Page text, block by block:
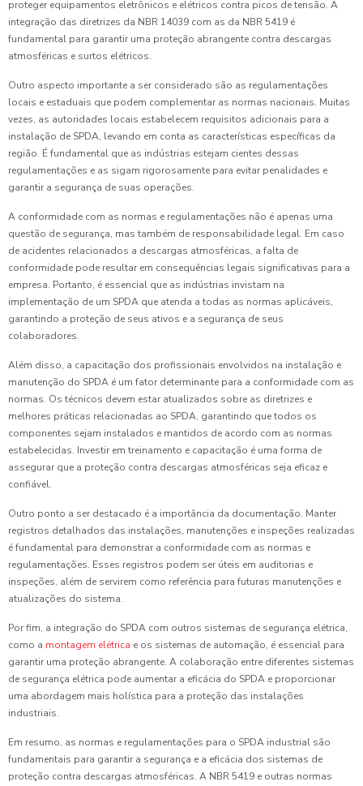
proteger equipamentos eletrônicos e elétricos contra picos de tensão. A
integração das diretrizes da NBR 14039 com as da NBR 5419 é
fundamental para garantir uma proteção abrangente contra descargas
atmosféricas e surtos elétricos.
Outro aspecto importante a ser considerado são as regulamentações
locais e estaduais que podem complementar as normas nacionais. Muitas
vezes, as autoridades locais estabelecem requisitos adicionais para a
instalação de SPDA, levando em conta as características específicas da
região. É fundamental que as indústrias estejam cientes dessas
regulamentações e as sigam rigorosamente para evitar penalidades e
garantir a segurança de suas operações.
A conformidade com as normas e regulamentações não é apenas uma
questão de segurança, mas também de responsabilidade legal. Em caso
de acidentes relacionados a descargas atmosféricas, a falta de
conformidade pode resultar em consequências legais significativas para a
empresa. Portanto, é essencial que as indústrias invistam na
implementação de um SPDA que atenda a todas as normas aplicáveis,
garantindo a proteção de seus ativos e a segurança de seus
colaboradores.
Além disso, a capacitação dos profissionais envolvidos na instalação e
manutenção do SPDA é um fator determinante para a conformidade com as
normas. Os técnicos devem estar atualizados sobre as diretrizes e
melhores práticas relacionadas ao SPDA, garantindo que todos os
componentes sejam instalados e mantidos de acordo com as normas
estabelecidas. Investir em treinamento e capacitação é uma forma de
assegurar que a proteção contra descargas atmosféricas seja eficaz e
confiável.
Outro ponto a ser destacado é a importância da documentação. Manter
registros detalhados das instalações, manutenções e inspeções realizadas
é fundamental para demonstrar a conformidade com as normas e
regulamentações. Esses registros podem ser úteis em auditorias e
inspeções, além de servirem como referência para futuras manutenções e
atualizações do sistema.
Por fim, a integração do SPDA com outros sistemas de segurança elétrica,
como a montagem elétrica e os sistemas de automação, é essencial para
garantir uma proteção abrangente. A colaboração entre diferentes sistemas
de segurança elétrica pode aumentar a eficácia do SPDA e proporcionar
uma abordagem mais holística para a proteção das instalações
industriais.
Em resumo, as normas e regulamentações para o SPDA industrial são
fundamentais para garantir a segurança e a eficácia dos sistemas de
proteção contra descargas atmosféricas. A NBR 5419 e outras normas